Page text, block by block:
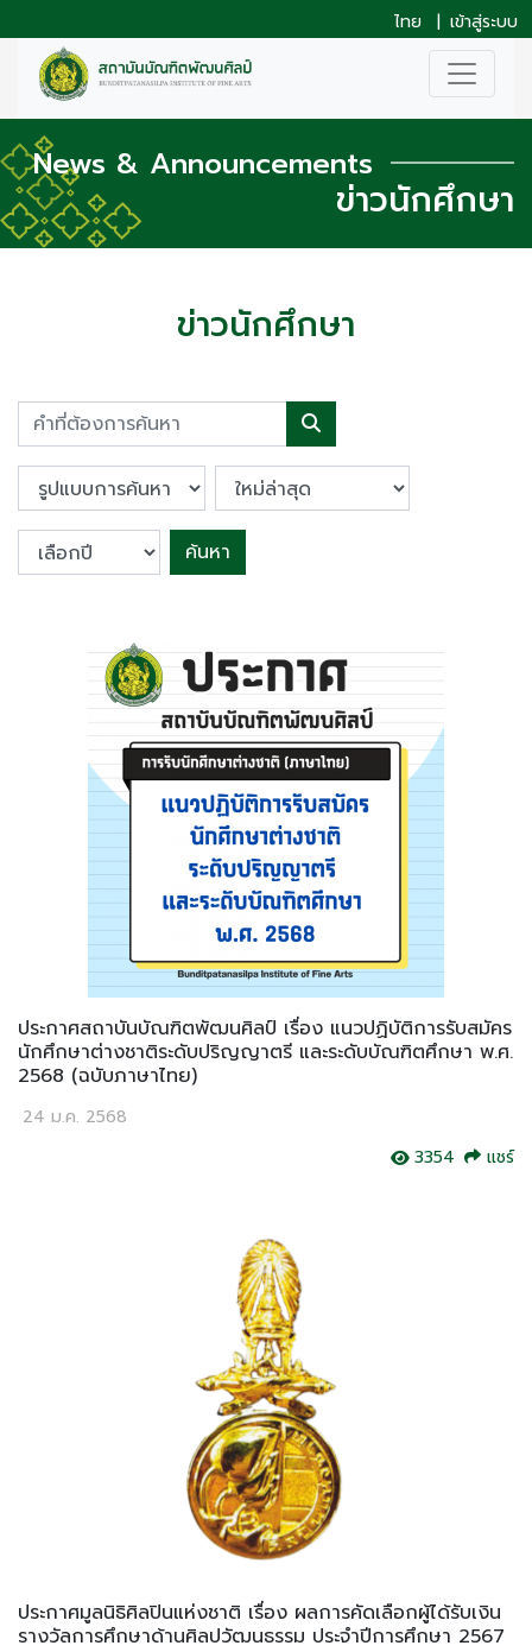
ไทย | เข้าสู่ระบบ
News & Announcements
ข่าวนักศึกษา
ข่าวนักศึกษา
ค้นหา
ประกาศสถาบันบัณฑิตพัฒนศิลป์ เรื่อง แนวปฏิบัติการรับสมัคร
นักศึกษาต่างชาติระดับปริญญาตรี และระดับบัณฑิตศึกษา พ.ศ.
2568 (ฉบับภาษาไทย)
24 ม.ค. 2568
3354
แชร์
ประกาศมูลนิธิศิลปินแห่งชาติ เรื่อง ผลการคัดเลือกผู้ได้รับเงิน
รางวัลการศึกษาด้านศิลปวัฒนธรรม ประจำปีการศึกษา 2567